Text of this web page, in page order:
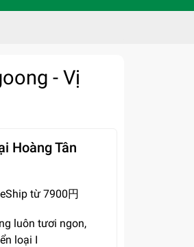
- Vị
Hoàng Tân
từ 7900円
luôn tươi ngon,
loại I